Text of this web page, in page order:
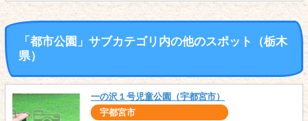
「都市公園」サブカテゴリ内の他のスポット（栃木
県）
一の沢１号児童公園（宇都宮市）
宇都宮市